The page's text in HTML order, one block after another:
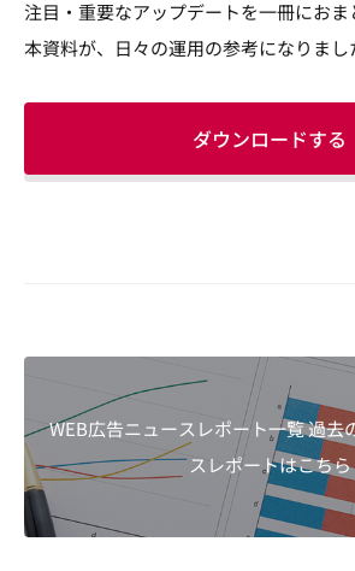
注目・重要なアップデートを一冊におま
本資料が、日々の運用の参考になりまし
ダウンロードする
WEB広告ニュースレポート一覧 過去
スレポートはこちら